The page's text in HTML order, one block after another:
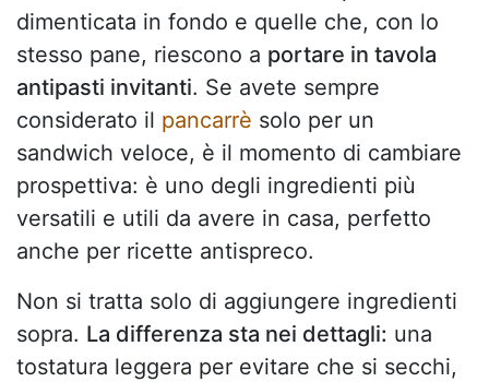
dimenticata in fondo e quelle che, con lo
stesso pane, riescono a portare in tavola
antipasti invitanti. Se avete sempre
considerato il pancarrè solo per un
sandwich veloce, è il momento di cambiare
prospettiva: è uno degli ingredienti più
versatili e utili da avere in casa, perfetto
anche per ricette antispreco.
Non si tratta solo di aggiungere ingredienti
sopra. La differenza sta nei dettagli: una
tostatura leggera per evitare che si secchi,